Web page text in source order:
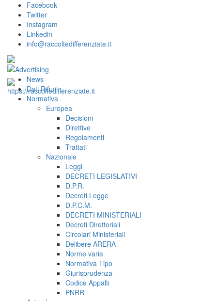
Facebook
Twitter
Instagram
Linkedin
info@raccoltedifferenziate.it
News
Dati Rifiuti
Normativa
Europea
Decisioni
Direttive
Regolamenti
Trattati
Nazionale
Leggi
DECRETI LEGISLATIVI
D.P.R.
Decreti Legge
D.P.C.M.
DECRETI MINISTERIALI
Decreti Direttoriali
Circolari Ministeriali
Delibere ARERA
Norme varie
Normativa Tipo
Giurisprudenza
Codice Appalti
PNRR